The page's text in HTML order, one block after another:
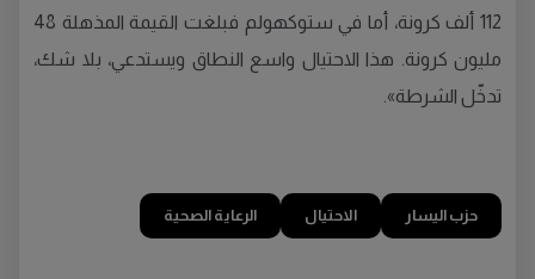
112 ألف كرونة، أما في ستوكهولم فبلغت القيمة المذهلة 48
مليون كرونة. هذا الاحتيال واسع النطاق ويستدعي، بلا شك،
تدخّل الشرطة».
حزب اليسار الاحتيال الرعاية الصحية